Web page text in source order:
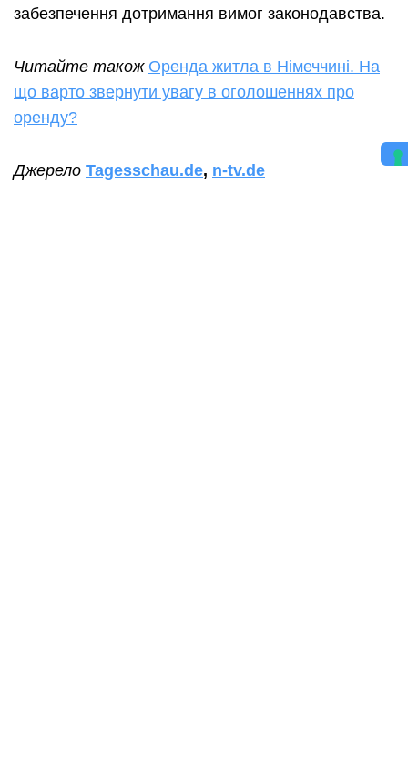
забезпечення дотримання вимог законодавства.
Читайте також Оренда житла в Німеччині. На
що варто звернути увагу в оголошеннях про
оренду?
Джерело Tagesschau.de, n-tv.de